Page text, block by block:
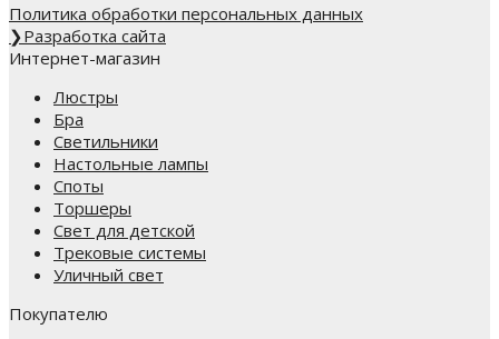
Политика обработки персональных данных
❯Разработка сайта
Интернет-магазин
Люстры
Бра
Светильники
Настольные лампы
Споты
Торшеры
Свет для детской
Трековые системы
Уличный свет
Покупателю